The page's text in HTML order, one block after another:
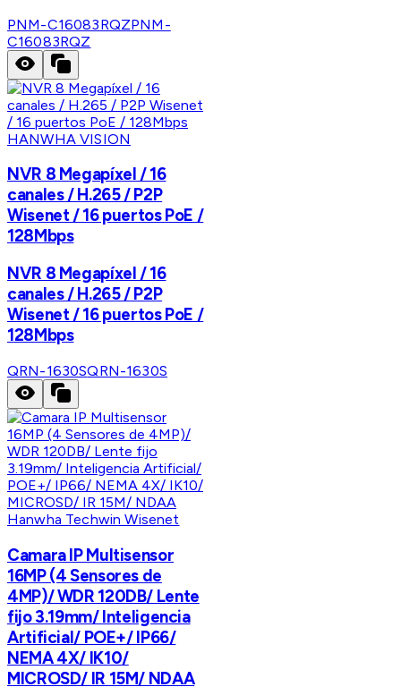
PNM-C16083RQZPNM-
C16083RQZ
HANWHA VISION
NVR 8 Megapíxel / 16
canales / H.265 / P2P
Wisenet / 16 puertos PoE /
128Mbps
NVR 8 Megapíxel / 16
canales / H.265 / P2P
Wisenet / 16 puertos PoE /
128Mbps
QRN-1630SQRN-1630S
Hanwha Techwin Wisenet
Camara IP Multisensor
16MP (4 Sensores de
4MP)/ WDR 120DB/ Lente
fijo 3.19mm/ Inteligencia
Artificial/ POE+/ IP66/
NEMA 4X/ IK10/
MICROSD/ IR 15M/ NDAA